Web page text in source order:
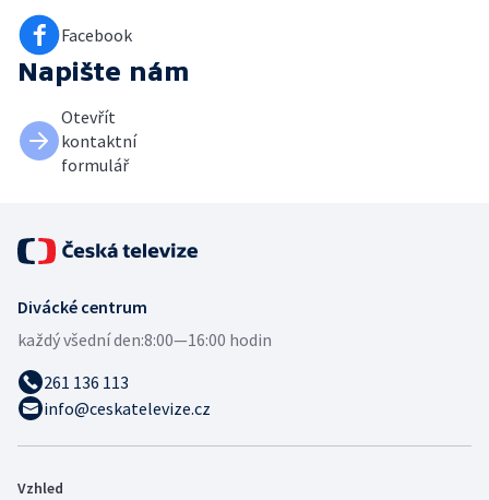
Facebook
Napište nám
Otevřít
kontaktní
formulář
Divácké centrum
každý všední den:8:00—16:00 hodin
261 136 113
info@ceskatelevize.cz
Vzhled